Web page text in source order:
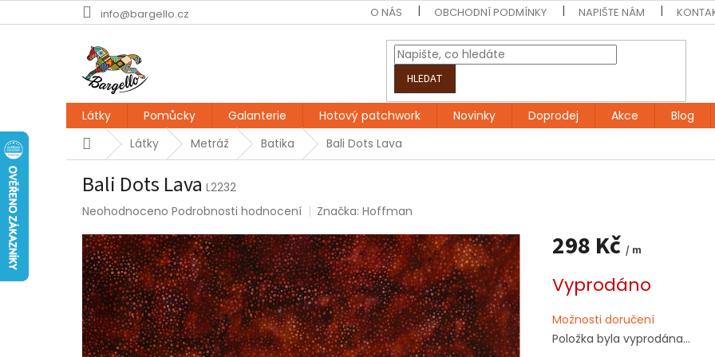
na
info@bargello.cz O NÁS OBCHODNÍ PODMÍNKY NAPIŠTE NÁM
HLEDAT
Látky Pomůcky Galanterie Hotový patchwork Novinky Doprodej Akce Blog
DomůLátky Metráž Batika Bali Dots Lava
Bali Dots Lava L2232
Průměrné
produktu
je
0,0
z
5
hvězdiček.
Neohodnoceno Podrobnosti hodnocení Značka:Hoffman
298 Kč / m
cena:
Vyprodáno
Možnosti doručení
Položka byla vyprodána…